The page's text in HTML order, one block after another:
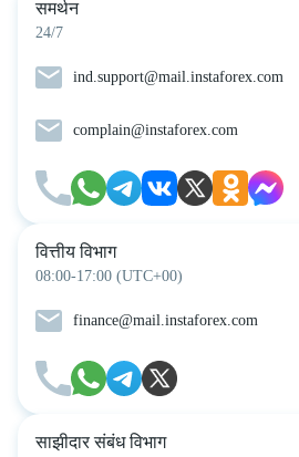
समर्थन
24/7
ind.support@mail.instaforex.com
complain@instaforex.com
वित्तीय विभाग
08:00-17:00 (UTC+00)
finance@mail.instaforex.com
साझीदार संबंध विभाग